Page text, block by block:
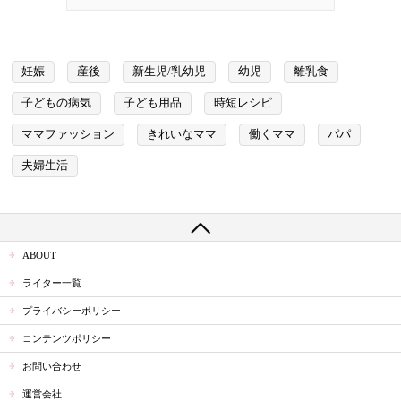
妊娠 産後 新生児/乳幼児 幼児 離乳食
子どもの病気 子ども用品 時短レシピ
ママファッション きれいなママ 働くママ パパ
夫婦生活
ABOUT
ライター一覧
プライバシーポリシー
コンテンツポリシー
お問い合わせ
運営会社